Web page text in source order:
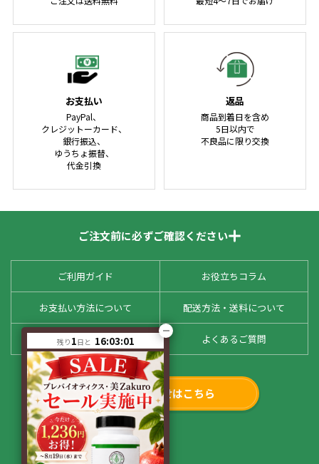
お支払い
PayPal、
クレジットーカード、
銀行振込、
ゆうちょ振替、
代金引換
返品
商品到着日を含め
5日以内で
不良品に限り交換
ご注文前に必ずご確認ください
ご利用ガイド お役立ちコラム
お支払い方法について 配送方法・送料について
お客様の声 よくあるご質問
お問い合わせはこちら
残り 1日と 16:03:01